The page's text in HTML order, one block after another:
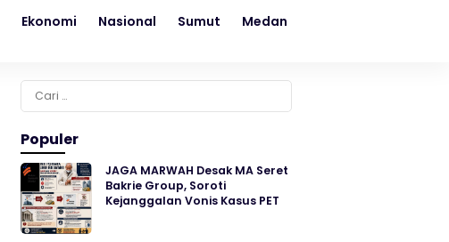
Ekonomi Nasional Sumut Medan
Cari
untuk:
Populer
JAGA MARWAH Desak MA Seret
Bakrie Group, Soroti
Kejanggalan Vonis Kasus PET